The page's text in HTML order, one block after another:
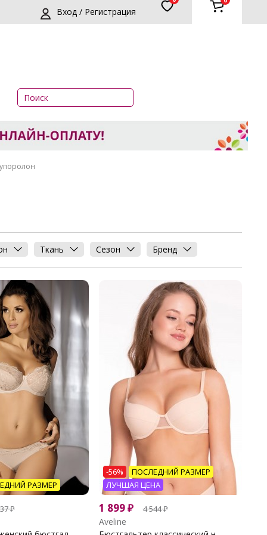
Вход / Регистрация
Ткань Сезон Бренд
РАЗМЕР
₽
-56%
ПОСЛЕДНИЙ РАЗМЕР
ЛУЧШАЯ ЦЕНА
1 899₽ 4 544₽
Aveline